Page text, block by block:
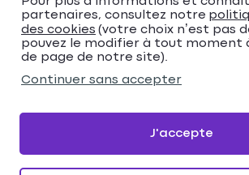
Pantin
Matmut Assurances 1 rue de la
Matmut
rue de la Liberté,
4,8 305 avisDonnez votre
partenaires, consultez notre
des cookies (votre choix n’est pas
pouvez le modifier à tout moment
de page de notre site).
Continuer sans accepter
J'accepte